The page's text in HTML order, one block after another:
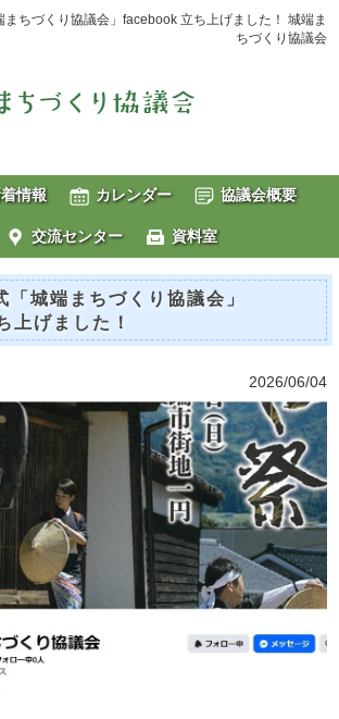
まちづくり協議会」facebook 立ち上げました！ 城端ま
ちづくり協議会
情報 カレンダー 協議会概要
交流センター 資料室
「城端まちづくり協議会」
げました！
2026/06/04